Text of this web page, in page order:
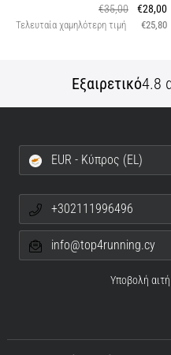
€35,00
€28,00
Τελευταία χαμηλότερη τιμή €25,80
Εξαιρετικό4.8
EUR - Κύπρος (EL)
+302111996496
info@top4running.cy
Υποβολή